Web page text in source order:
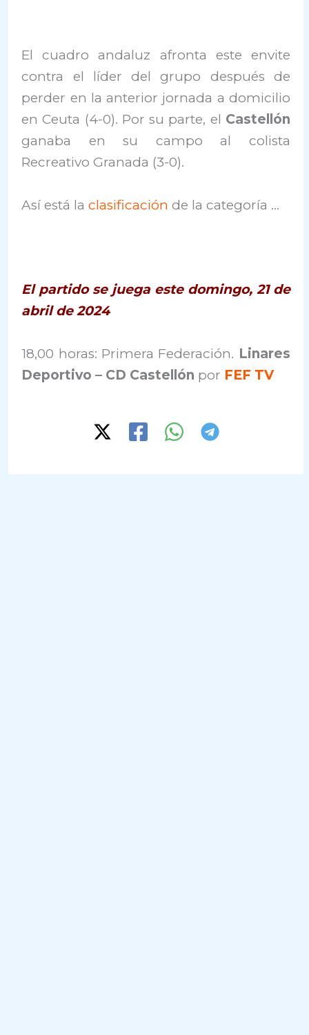
El cuadro andaluz afronta este envite
contra el líder del grupo después de
perder en la anterior jornada a domicilio
en Ceuta (4-0). Por su parte, el Castellón
ganaba en su campo al colista
Recreativo Granada (3-0).
Así está laclasificación de la categoría …
El partido se juega este domingo, 21 de
abril de 2024
18,00 horas: Primera Federación. Linares
Deportivo – CD Castellón por FEF TV